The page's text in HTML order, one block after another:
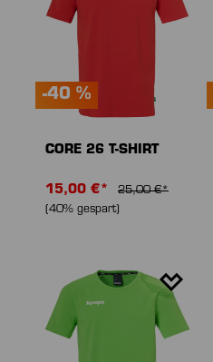
-40 %
CORE 26 T-SHIRT
15,00 €*
25,00 €*
(40% gespart)